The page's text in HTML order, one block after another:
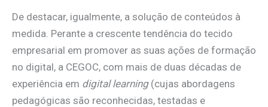
De destacar, igualmente, a solução de conteúdos à
medida. Perante a crescente tendência do tecido
empresarial em promover as suas ações de formação
no digital, a CEGOC, com mais de duas décadas de
experiência em digital learning(cujas abordagens
pedagógicas são reconhecidas, testadas e